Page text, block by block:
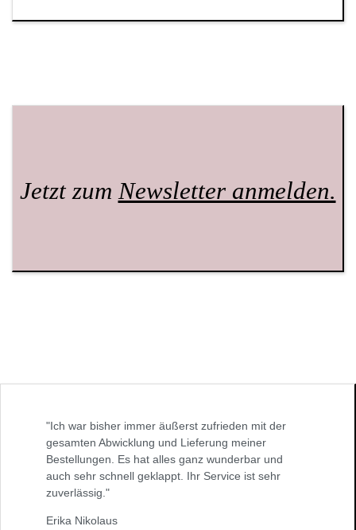
Jetzt zumNewsletter anmelden.
"Ich war bisher immer äußerst zufrieden mit der
gesamten Abwicklung und Lieferung meiner
Bestellungen. Es hat alles ganz wunderbar und
auch sehr schnell geklappt. Ihr Service ist sehr
zuverlässig."
Erika Nikolaus